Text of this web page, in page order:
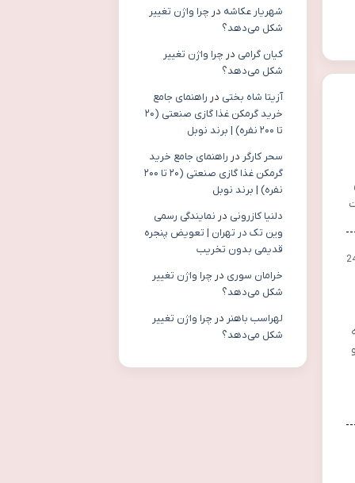
شهریار عکاشه در چرا واژن تغییر
شکل می‌دهد؟
کیان گرامی در چرا واژن تغییر
شکل می‌دهد؟
آزیتا شاه بختی در راهنمای جامع
خرید گرمکن غذا گازی صنعتی (۲۰
تا ۲۰۰ نفره) | برند نوبل
سحر کارگر در راهنمای جامع خرید
گرمکن غذا گازی صنعتی (۲۰ تا ۲۰۰
نفره) | برند نوبل
دلنیا کازرونی در نمایندگی رسمی
وین تک در تهران | تعویض پنجره
قدیمی بدون تخریب
خرامان سوری در چرا واژن تغییر
شکل می‌دهد؟
لهراسب باهنر در چرا واژن تغییر
شکل می‌دهد؟